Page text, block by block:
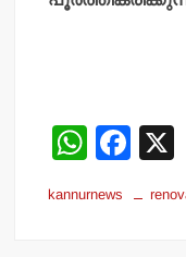
W
at
F
c
kannurnews